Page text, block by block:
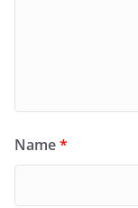
Name*